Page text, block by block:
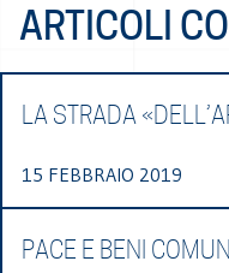
ARTICOLI
LA STRADA
15 FEBBRAIO 2019
PACE E BENI COMUNI